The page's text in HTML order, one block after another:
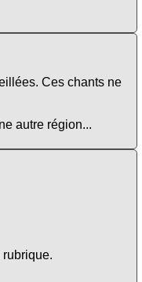
Ces chants ne
autre région...